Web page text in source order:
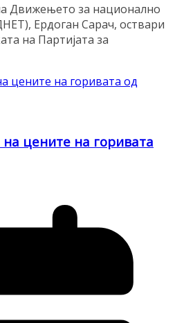
Движењето за национално
Ердоган Сарач, оствари
на Партијата за
цените на горивата